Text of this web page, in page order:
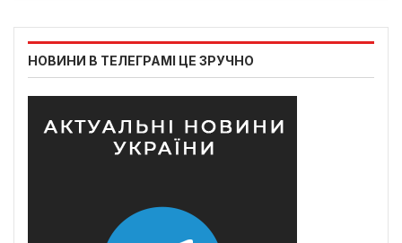
НОВИНИ В ТЕЛЕГРАМІ ЦЕ ЗРУЧНО